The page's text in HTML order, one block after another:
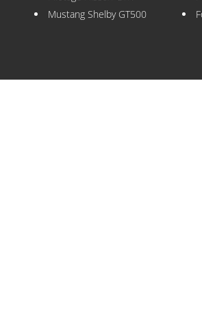
Mustang Shelby GT500